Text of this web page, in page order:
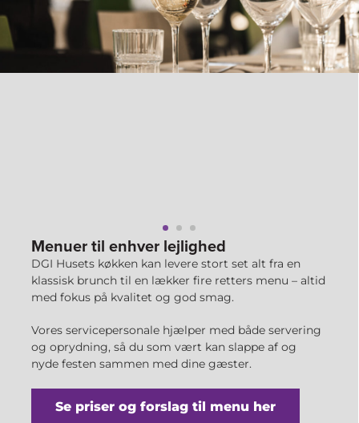
Menuer til enhver lejlighed
DGI Husets køkken kan levere stort set alt fra en
klassisk brunch til en lækker fire retters menu – altid
med fokus på kvalitet og god smag.
Vores servicepersonale hjælper med både servering
og oprydning, så du som vært kan slappe af og
nyde festen sammen med dine gæster.
Se priser og forslag til menu her